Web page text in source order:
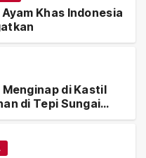
Khas Indonesia
di Kastil
di Tepi Sungai